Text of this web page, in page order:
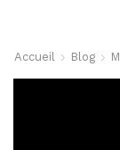
Accueil Blog